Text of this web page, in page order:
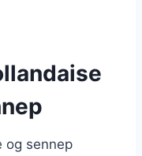
og sennep